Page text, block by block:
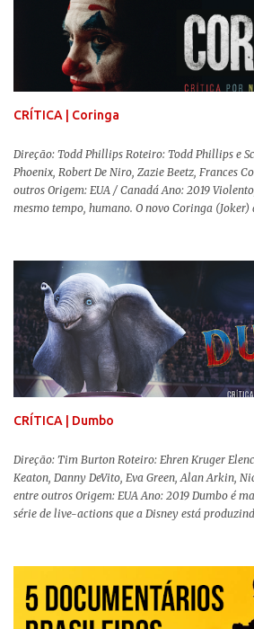
os mundos não se cruzem de modo algum, pois
a história se passa - 1988 na Inglaterra - é de
conservador e hostil a pessoas queer. Com o
primeira-ministra Margaret Tatcher usando
constitucionais para mobilizar campanhas
CRÍTICA | Coringa
Direção: Todd Phillips Roteiro: Todd Phillips e
Phoenix, Robert De Niro, Zazie Beetz, Frances
outros Origem: EUA / Canadá Ano: 2019
mesmo tempo, humano. O novo Coringa (Joker)
Comics . É importante ressaltar que este não é
menos de vilão. O longa de Todd Phillips (Se
trajetória profunda do reflexo da corrupção da
humano, capaz de causar perturbação e
projeção, e por mais um bom tempo após
uma obra difícil de ser "digerida", pois lida com
abuso, doença mental, bullying e violência
informações molda a mente d...
CRÍTICA | Dumbo
Direção: Tim Burton Roteiro: Ehren Kruger
Keaton, Danny DeVito, Eva Green, Alan Arkin,
entre outros Origem: EUA Ano: 2019 Dumbo é
série de live-actions que a Disney está
remake , já que a história do elefantinho
mais realista, se adequando perfeitamente a
falantes, por exemplo, mas nem por isso o tom
de lado. Apesar da relevância histórica, o filme